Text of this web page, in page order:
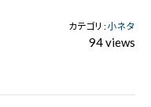
カテゴリ :小ネタ
94 views